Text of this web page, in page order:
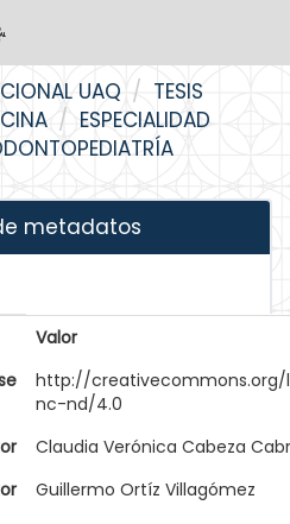
UAQ
TESIS
ESPECIALIDAD
metadatos
Valor
http://
nc-nd/4.0
Claudia Verónica Cabeza
Guillermo Ortíz Villagómez